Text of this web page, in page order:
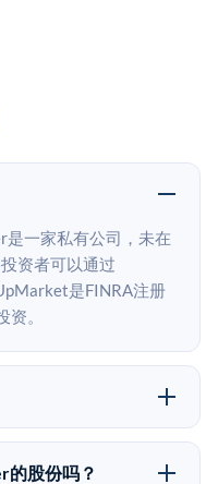
一家私有公司，未在
资者可以通过
是FINRA注册
。
家私有公司。最近的
级市场上的Pre-IPO
的股份吗？